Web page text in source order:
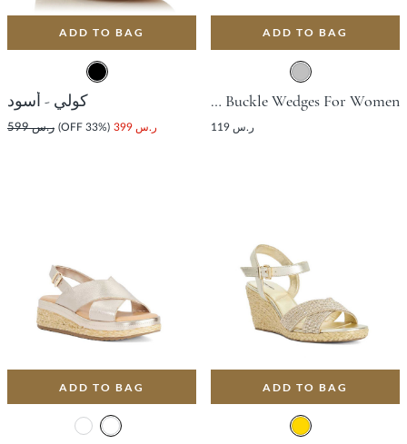
ADD TO BAG
Kaia Silver Sandal Toe Buckle Wedges For Women
ر.س 119
ADD TO BAG
كولي - أسود
ر.س 399 (33% OFF) ر.س 599
ADD TO BAG
ADD TO BAG